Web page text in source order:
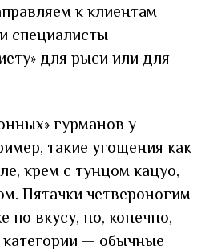
к клиентам
специалисты
для рыси или для
гурманов у
такие угощения как
крем с тунцом кацуо,
Пятачки четвероногим
по вкусу, но, конечно,
— обычные